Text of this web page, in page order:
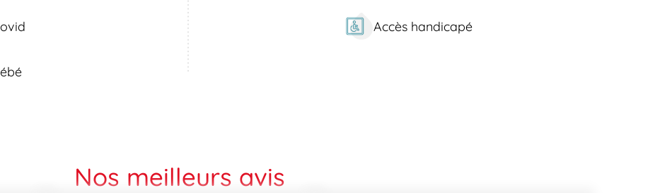
La proximité avec la Communauté d'Agglomération du Beauvaisis offre un cadre résidentiel idéal. Les espaces verts,
de vie quotidien.
Accès handicapé
Nos meilleurs avis